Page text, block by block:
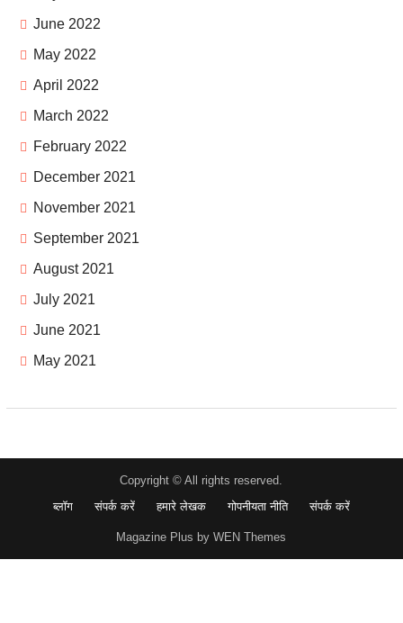
June 2022
May 2022
April 2022
March 2022
February 2022
December 2021
November 2021
September 2021
August 2021
July 2021
June 2021
May 2021
Copyright © All rights reserved.
ब्लॉग
संपर्क करें हमारे लेखक गोपनीयता नीति संपर्क करें
Magazine Plus by WEN Themes